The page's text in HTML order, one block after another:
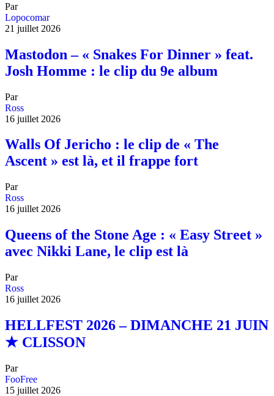
Par
Lopocomar
21 juillet 2026
Mastodon – « Snakes For Dinner » feat.
Josh Homme : le clip du 9e album
Par
Ross
16 juillet 2026
Walls Of Jericho : le clip de « The
Ascent » est là, et il frappe fort
Par
Ross
16 juillet 2026
Queens of the Stone Age : « Easy Street »
avec Nikki Lane, le clip est là
Par
Ross
16 juillet 2026
HELLFEST 2026 – DIMANCHE 21 JUIN
★ CLISSON
Par
FooFree
15 juillet 2026